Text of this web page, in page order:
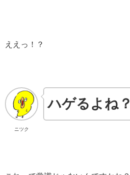
ええっ！？
ニツク
ハゲるよね？